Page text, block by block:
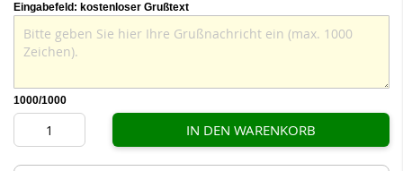
Eingabefeld: kostenloser Grußtext
1000/1000
IN DEN WARENKORB